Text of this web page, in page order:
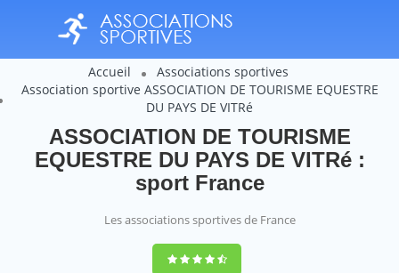
Accueil
Associations sportives
Association sportive ASSOCIATION DE TOURISME EQUESTRE
DU PAYS DE VITRé
ASSOCIATION DE TOURISME
EQUESTRE DU PAYS DE VITRé :
sport France
Les associations sportives de France